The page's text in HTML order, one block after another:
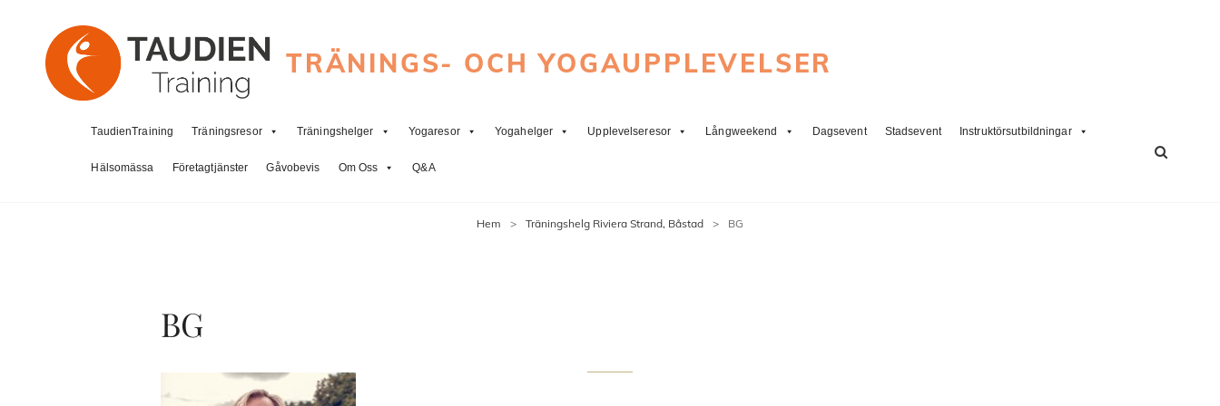
TRÄNINGS- OCH YOGAUPPLEVELSER
TaudienTraining Träningsresor Träningshelger Yogaresor Yogahelger Upplevelseresor Långweekend Dagsevent Stadsevent Instruktörsutbildningar
Hälsomässa Företagtjänster Gåvobevis Om Oss Q&A
Hem > Träningshelg Riviera Strand, Båstad > BG
BG